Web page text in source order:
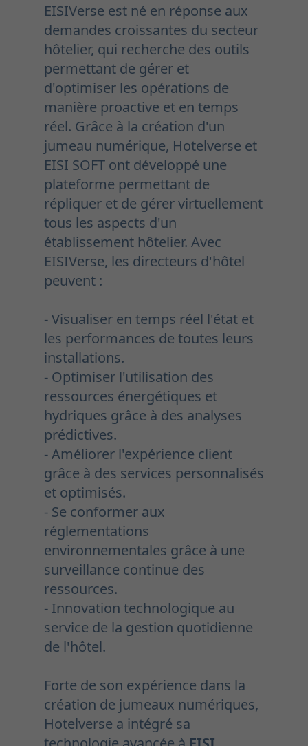
EISIVerse est né en réponse aux
demandes croissantes du secteur
hôtelier, qui recherche des outils
permettant de gérer et
d'optimiser les opérations de
manière proactive et en temps
réel. Grâce à la création d'un
jumeau numérique, Hotelverse et
EISI SOFT ont développé une
plateforme permettant de
répliquer et de gérer virtuellement
tous les aspects d'un
établissement hôtelier. Avec
EISIVerse, les directeurs d'hôtel
peuvent :
- Visualiser en temps réel l'état et
les performances de toutes leurs
installations.
- Optimiser l'utilisation des
ressources énergétiques et
hydriques grâce à des analyses
prédictives.
- Améliorer l'expérience client
grâce à des services personnalisés
et optimisés.
- Se conformer aux
réglementations
environnementales grâce à une
surveillance continue des
ressources.
- Innovation technologique au
service de la gestion quotidienne
de l'hôtel.
Forte de son expérience dans la
création de jumeaux numériques,
Hotelverse a intégré sa